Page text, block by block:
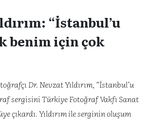
“İstanbul’u
benim için çok
Dr. Nevzat Yıldırım, “İstanbul’u
sergisini Türkiye Fotoğraf Vakfı Sanat
çıkardı. Yıldırım ile serginin oluşum